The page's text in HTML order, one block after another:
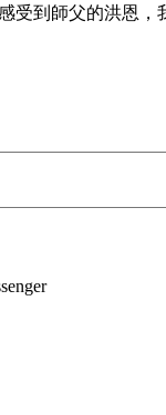
受到師父的洪恩，